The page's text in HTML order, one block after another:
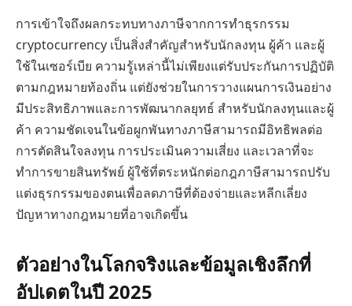
การเข้าใจถึงผลกระทบทางภาษีจากการทำธุรกรรม
cryptocurrency เป็นสิ่งสำคัญสำหรับนักลงทุน ผู้ค้า และผู้
ใช้ในเซอร์เบีย ความรู้เหล่านี้ไม่เพียงแต่รับประกันการปฏิบัติ
ตามกฎหมายท้องถิ่น แต่ยังช่วยในการวางแผนการเงินอย่าง
มีประสิทธิภาพและการพัฒนากลยุทธ์ สำหรับนักลงทุนและผู้
ค้า ความชัดเจนในข้อผูกพันทางภาษีสามารถมีอิทธิพลต่อ
การตัดสินใจลงทุน การประเมินความเสี่ยง และเวลาที่จะ
ทำการขายสินทรัพย์ ผู้ใช้ที่ตระหนักต่อกฎภาษีสามารถปรับ
แต่งธุรกรรมของตนเพื่อลดภาษีที่ต้องจ่ายและหลีกเลี่ยง
ปัญหาทางกฎหมายที่อาจเกิดขึ้น
ตัวอย่างในโลกจริงและข้อมูลเชิงลึกที่
อัปเดตในปี 2025